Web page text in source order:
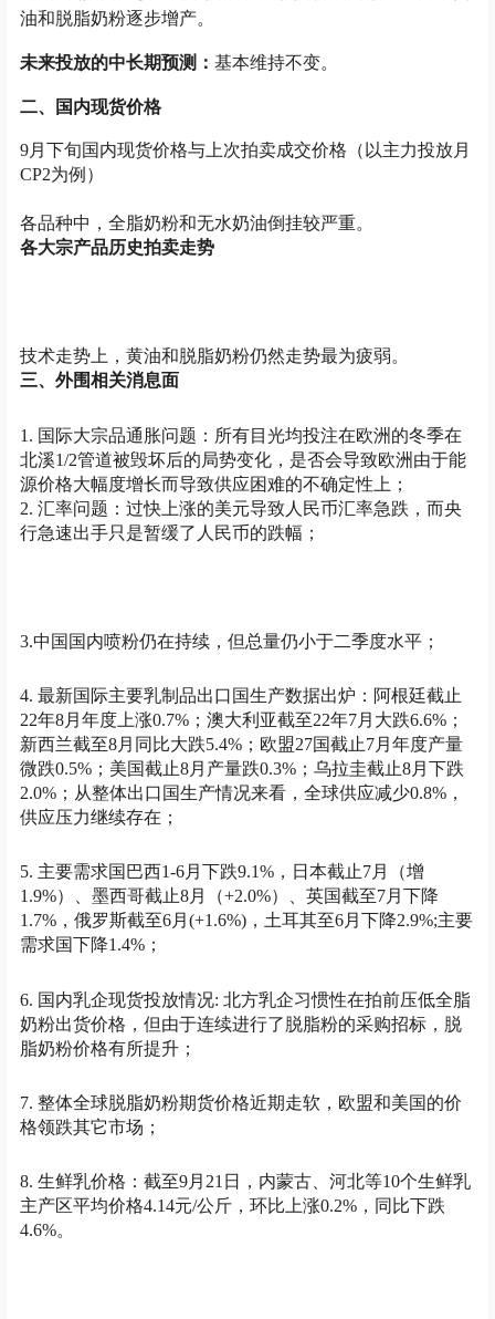
油和脱脂奶粉逐步增产。
未来投放的中长期预测： 基本维持不变。
二、国内现货价格
9月下旬国内现货价格与上次拍卖成交价格（以主力投放月
CP2为例）
各品种中，全脂奶粉和无水奶油倒挂较严重。
各大宗产品历史拍卖走势
技术走势上，黄油和脱脂奶粉仍然走势最为疲弱。
三、外围相关消息面
1. 国际大宗品通胀问题：所有目光均投注在欧洲的冬季在
北溪1/2管道被毁坏后的局势变化，是否会导致欧洲由于能
源价格大幅度增长而导致供应困难的不确定性上；
2. 汇率问题：过快上涨的美元导致人民币汇率急跌，而央
行急速出手只是暂缓了人民币的跌幅；
3.中国国内喷粉仍在持续，但总量仍小于二季度水平；
4. 最新国际主要乳制品出口国生产数据出炉：阿根廷截止
22年8月年度上涨0.7%；澳大利亚截至22年7月大跌6.6%；
新西兰截至8月同比大跌5.4%；欧盟27国截止7月年度产量
微跌0.5%；美国截止8月产量跌0.3%；乌拉圭截止8月下跌
2.0%；从整体出口国生产情况来看，全球供应减少0.8%，
供应压力继续存在；
5. 主要需求国巴西1-6月下跌9.1%，日本截止7月（增
1.9%）、墨西哥截止8月（+2.0%）、英国截至7月下降
1.7%，俄罗斯截至6月(+1.6%)，土耳其至6月下降2.9%;主要
需求国下降1.4%；
6. 国内乳企现货投放情况: 北方乳企习惯性在拍前压低全脂
奶粉出货价格，但由于连续进行了脱脂粉的采购招标，脱
脂奶粉价格有所提升；
7. 整体全球脱脂奶粉期货价格近期走软，欧盟和美国的价
格领跌其它市场；
8. 生鲜乳价格：截至9月21日，内蒙古、河北等10个生鲜乳
主产区平均价格4.14元/公斤，环比上涨0.2%，同比下跌
4.6%。